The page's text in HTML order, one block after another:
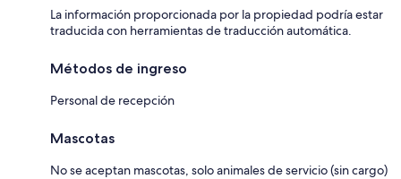
La información proporcionada por la propiedad podría estar
traducida con herramientas de traducción automática.
Métodos de ingreso
Personal de recepción
Mascotas
No se aceptan mascotas, solo animales de servicio (sin cargo)